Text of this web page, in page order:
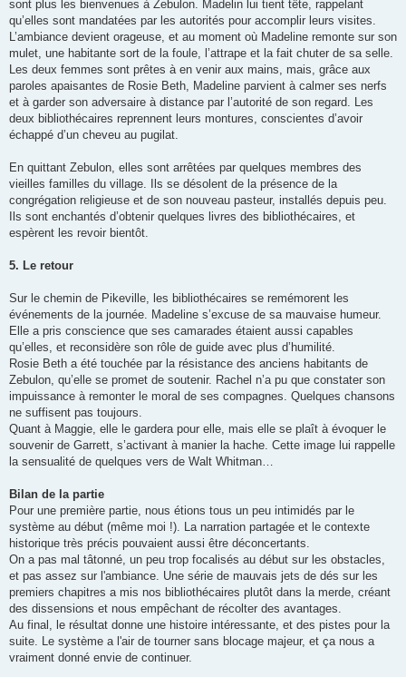
sont plus les bienvenues à Zebulon. Madelin lui tient tête, rappelant
qu’elles sont mandatées par les autorités pour accomplir leurs visites.
L’ambiance devient orageuse, et au moment où Madeline remonte sur son
mulet, une habitante sort de la foule, l’attrape et la fait chuter de sa selle.
Les deux femmes sont prêtes à en venir aux mains, mais, grâce aux
paroles apaisantes de Rosie Beth, Madeline parvient à calmer ses nerfs
et à garder son adversaire à distance par l’autorité de son regard. Les
deux bibliothécaires reprennent leurs montures, conscientes d’avoir
échappé d’un cheveu au pugilat.
En quittant Zebulon, elles sont arrêtées par quelques membres des
vieilles familles du village. Ils se désolent de la présence de la
congrégation religieuse et de son nouveau pasteur, installés depuis peu.
Ils sont enchantés d’obtenir quelques livres des bibliothécaires, et
espèrent les revoir bientôt.
5. Le retour
Sur le chemin de Pikeville, les bibliothécaires se remémorent les
événements de la journée. Madeline s’excuse de sa mauvaise humeur.
Elle a pris conscience que ses camarades étaient aussi capables
qu’elles, et reconsidère son rôle de guide avec plus d’humilité.
Rosie Beth a été touchée par la résistance des anciens habitants de
Zebulon, qu’elle se promet de soutenir. Rachel n’a pu que constater son
impuissance à remonter le moral de ses compagnes. Quelques chansons
ne suffisent pas toujours.
Quant à Maggie, elle le gardera pour elle, mais elle se plaît à évoquer le
souvenir de Garrett, s’activant à manier la hache. Cette image lui rappelle
la sensualité de quelques vers de Walt Whitman…
Bilan de la partie
Pour une première partie, nous étions tous un peu intimidés par le
système au début (même moi !). La narration partagée et le contexte
historique très précis pouvaient aussi être déconcertants.
On a pas mal tâtonné, un peu trop focalisés au début sur les obstacles,
et pas assez sur l'ambiance. Une série de mauvais jets de dés sur les
premiers chapitres a mis nos bibliothécaires plutôt dans la merde, créant
des dissensions et nous empêchant de récolter des avantages.
Au final, le résultat donne une histoire intéressante, et des pistes pour la
suite. Le système a l'air de tourner sans blocage majeur, et ça nous a
vraiment donné envie de continuer.